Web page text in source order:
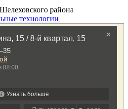
района
технологии